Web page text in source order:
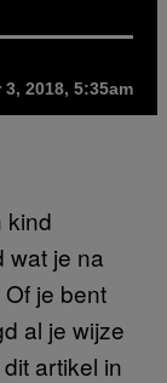
2018, 5:35am
kind
wat je na
Of je bent
al je wijze
artikel in